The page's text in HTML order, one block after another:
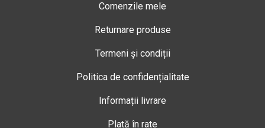
Comenzile mele
Returnare produse
Termeni și condiții
Politica de confidențialitate
Informații livrare
Plată în rate